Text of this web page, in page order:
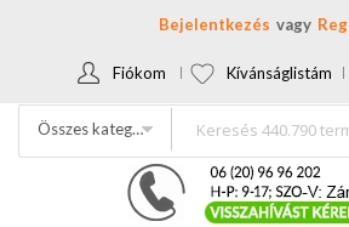
Bejelentkezés
Fiókom Kívánságlistám
Összes kategória